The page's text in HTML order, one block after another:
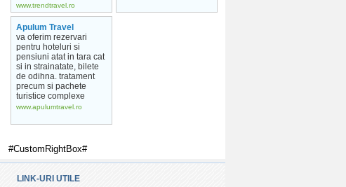
www.trendtravel.ro
Apulum Travel
va oferim rezervari
pentru hoteluri si
pensiuni atat in tara cat
si in strainatate, bilete
de odihna. tratament
precum si pachete
turistice complexe
www.apulumtravel.ro
#CustomRightBox#
LINK-URI UTILE